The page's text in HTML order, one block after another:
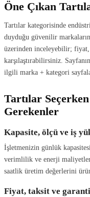
Öne Çıkan
Tartılar kategorisinde
duyduğu güvenilir
üzerinden inceleyebilir; fiyat,
karşılaştırabilirsiniz.
ilgili marka + kategori
Tartılar
Gerekenler
Kapasite, ölçü ve iş
İşletmenizin günlük
verimlilik ve enerji
saatlik üretim değerlerini
Fiyat, taksit ve garanti